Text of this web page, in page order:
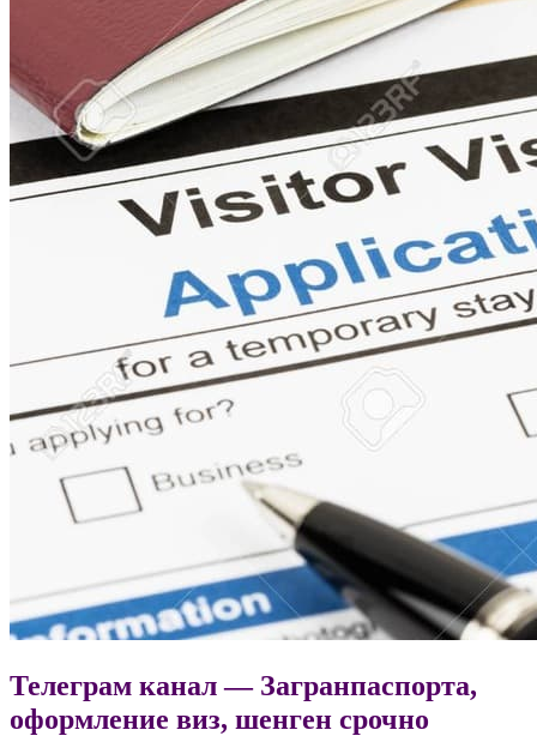
Телеграм канал — Загранпаспорта,
оформление виз, шенген срочно